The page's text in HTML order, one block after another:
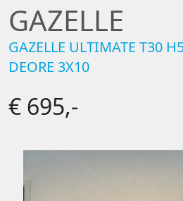
GAZELLE
GAZELLE ULTIMATE T30
DEORE 3X10
€ 695,-